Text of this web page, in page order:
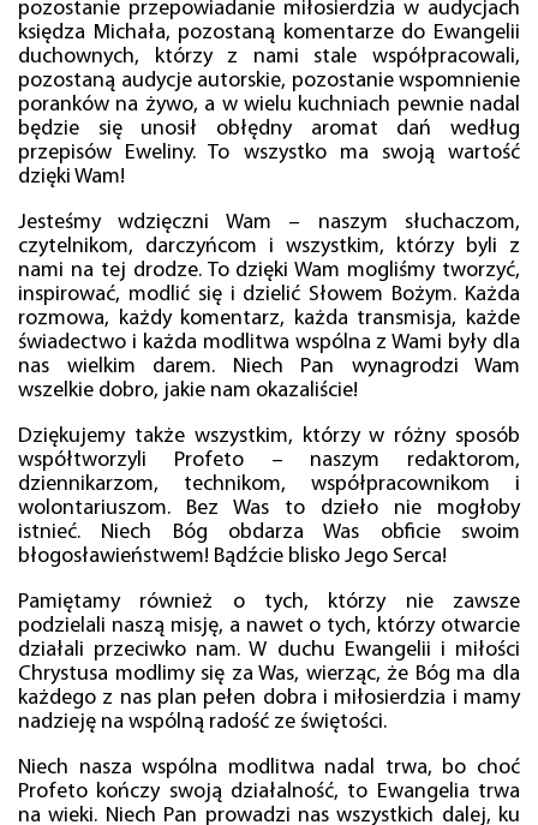
pozostanie przepowiadanie miłosierdzia w audycjach
księdza Michała, pozostaną komentarze do Ewangelii
duchownych, którzy z nami stale współpracowali,
pozostaną audycje autorskie, pozostanie wspomnienie
poranków na żywo, a w wielu kuchniach pewnie nadal
będzie się unosił obłędny aromat dań według
przepisów Eweliny. To wszystko ma swoją wartość
dzięki Wam!
Jesteśmy wdzięczni Wam – naszym słuchaczom,
czytelnikom, darczyńcom i wszystkim, którzy byli z
nami na tej drodze. To dzięki Wam mogliśmy tworzyć,
inspirować, modlić się i dzielić Słowem Bożym. Każda
rozmowa, każdy komentarz, każda transmisja, każde
świadectwo i każda modlitwa wspólna z Wami były dla
nas wielkim darem. Niech Pan wynagrodzi Wam
wszelkie dobro, jakie nam okazaliście!
Dziękujemy także wszystkim, którzy w różny sposób
współtworzyli Profeto – naszym redaktorom,
dziennikarzom, technikom, współpracownikom i
wolontariuszom. Bez Was to dzieło nie mogłoby
istnieć. Niech Bóg obdarza Was obficie swoim
błogosławieństwem! Bądźcie blisko Jego Serca!
Pamiętamy również o tych, którzy nie zawsze
podzielali naszą misję, a nawet o tych, którzy otwarcie
działali przeciwko nam. W duchu Ewangelii i miłości
Chrystusa modlimy się za Was, wierząc, że Bóg ma dla
każdego z nas plan pełen dobra i miłosierdzia i mamy
nadzieję na wspólną radość ze świętości.
Niech nasza wspólna modlitwa nadal trwa, bo choć
Profeto kończy swoją działalność, to Ewangelia trwa
na wieki. Niech Pan prowadzi nas wszystkich dalej, ku